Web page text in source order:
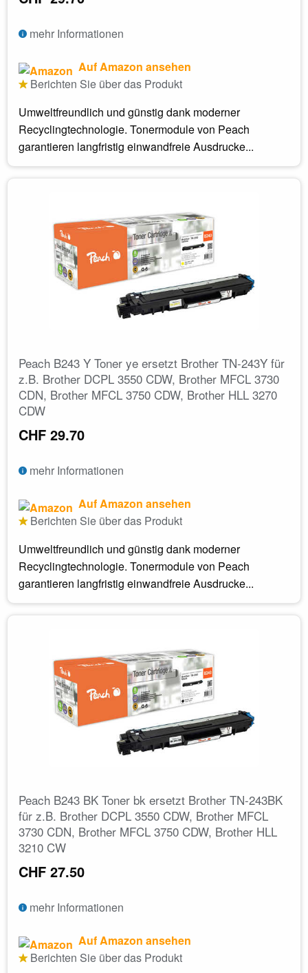
mehr Informationen
Auf Amazon ansehen
Berichten Sie über das Produkt
Umweltfreundlich und günstig dank moderner
Recyclingtechnologie. Tonermodule von Peach
garantieren langfristig einwandfreie Ausdrucke...
Peach B243 Y Toner ye ersetzt Brother TN-243Y für
z.B. Brother DCPL 3550 CDW, Brother MFCL 3730
CDN, Brother MFCL 3750 CDW, Brother HLL 3270
CDW
CHF 29.70
mehr Informationen
Auf Amazon ansehen
Berichten Sie über das Produkt
Umweltfreundlich und günstig dank moderner
Recyclingtechnologie. Tonermodule von Peach
garantieren langfristig einwandfreie Ausdrucke...
Peach B243 BK Toner bk ersetzt Brother TN-243BK
für z.B. Brother DCPL 3550 CDW, Brother MFCL
3730 CDN, Brother MFCL 3750 CDW, Brother HLL
3210 CW
CHF 27.50
mehr Informationen
Auf Amazon ansehen
Berichten Sie über das Produkt